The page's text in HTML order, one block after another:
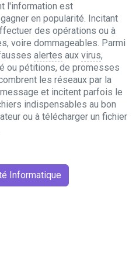
l'information est
en popularité. Incitant
des opérations ou à
voire dommageables. Parmi
alertes aux virus,
ou pétitions, de promesses
les réseaux par la
et incitent parfois le
indispensables au bon
ou à télécharger un fichier
Informatique